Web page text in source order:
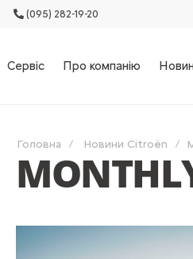
(095) 282-19-20
Сервіс Про компанію
Головна Новини Citroën